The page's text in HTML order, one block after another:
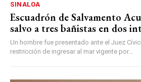
SINALOA
Escuadrón de Salvamento
salvo a tres bañistas en dos
Un hombre fue presentado ante el Juez
restricción de ingresar al mar vigente por...